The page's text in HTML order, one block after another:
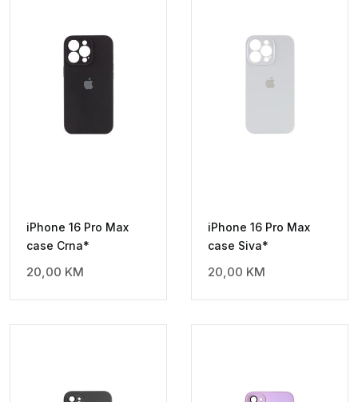
iPhone 16 Pro Max
case Crna*
20,00 KM
iPhone 16 Pro Max
case Siva*
20,00 KM